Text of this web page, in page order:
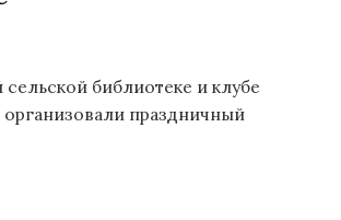
библиотеке и клубе
праздничный